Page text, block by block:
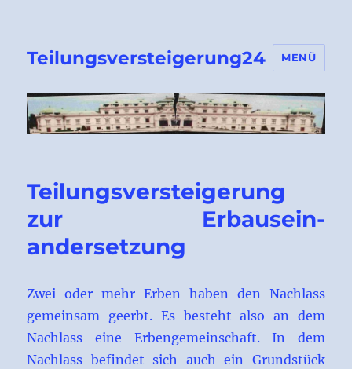
Teilungsversteigerung24 MENÜ
Teilungsversteigerung
zur Erbausein-
andersetzung
Zwei oder mehr Erben haben den Nachlass
gemeinsam geerbt. Es besteht also an dem
Nachlass eine Erbengemeinschaft. In dem
Nachlass befindet sich auch ein Grundstück